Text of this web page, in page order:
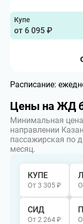
Купе
от 6 095 ₽
Расписание:
Цены на ЖД
Минимальная
направлении
пассажирская по
месяц.
КУПЕ
От 3 305 ₽
СИД
От 2 264 ₽